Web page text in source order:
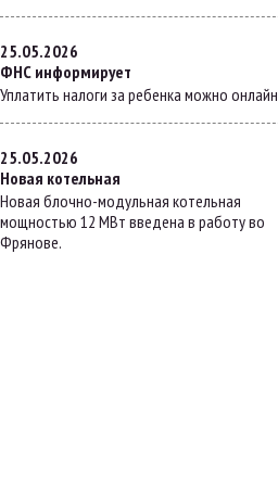
25.05.2026
ФНС информирует
Уплатить налоги за ребенка можно онлайн
25.05.2026
Новая котельная
Новая блочно-модульная котельная
мощностью 12 МВт введена в работу во
Фрянове.